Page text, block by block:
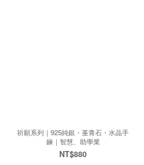
祈願系列｜925純銀・堇青石・水晶手
鍊｜智慧、助學業
NT$880